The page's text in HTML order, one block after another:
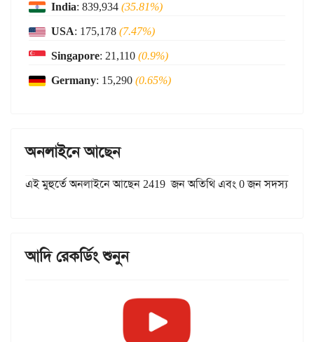
India: 839,934(35.81%)
USA: 175,178(7.47%)
Singapore: 21,110(0.9%)
Germany: 15,290(0.65%)
অনলাইনে আছেন
এই মুহুর্তে অনলাইনে আছেন 2419 জন অতিথি এবং 0 জন সদস্য
আদি রেকর্ডিং শুনুন